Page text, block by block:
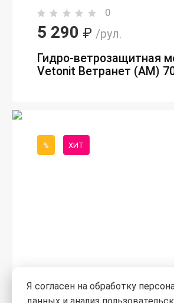
0
5 290 ₽ /рул.
Гидро-ветрозащитная
Vetonit Ветранет (АМ)
% ХИТ
0
Я согласен на обработку